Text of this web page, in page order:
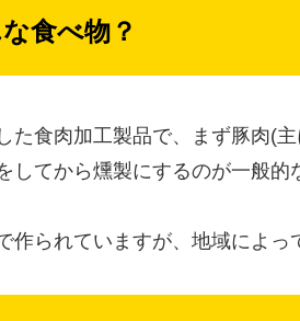
食べ物？
た食肉加工製品で、まず豚肉(
してから燻製にするのが一般的
作られていますが、地域によっ